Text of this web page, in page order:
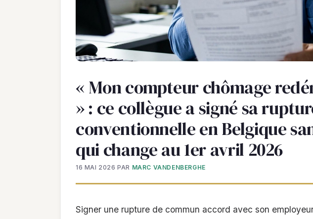
« Mon compteur chômage
» : ce collègue a signé sa
conventionnelle en Belgique
qui change au 1er avril 2026
16 MAI 2026 PAR MARC VANDENBERGHE
Signer une rupture de commun accord avec son